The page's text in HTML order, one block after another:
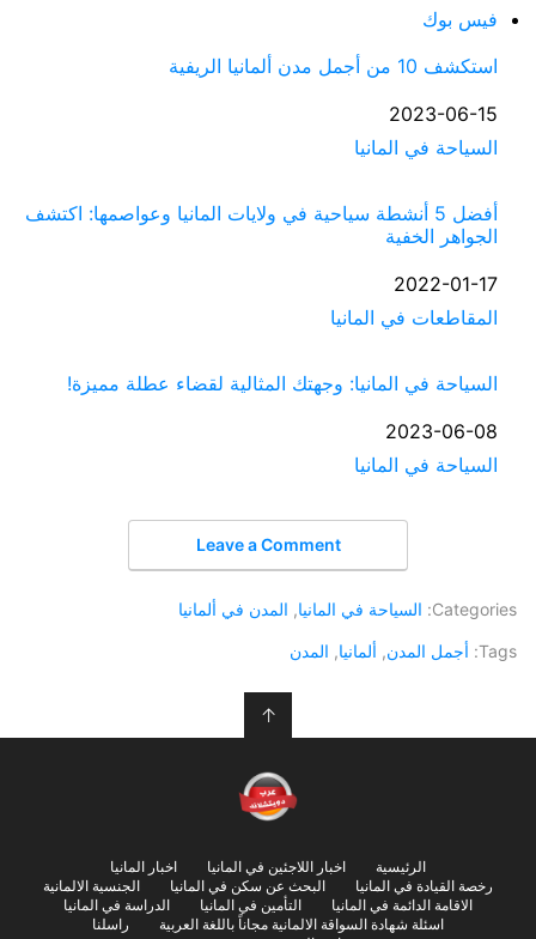
فيس بوك
استكشف 10 من أجمل مدن ألمانيا الريفية
التاريخ
2023-06-15
في ما يتعلق بما يأتي
السياحة في المانيا
أفضل 5 أنشطة سياحية في ولايات المانيا وعواصمها: اكتشف
الجواهر الخفية
التاريخ
2022-01-17
في ما يتعلق بما يأتي
المقاطعات في المانيا
السياحة في المانيا: وجهتك المثالية لقضاء عطلة مميزة!
التاريخ
2023-06-08
في ما يتعلق بما يأتي
السياحة في المانيا
Leave a Comment
Categories: السياحة في المانيا, المدن في ألمانيا
Tags: أجمل المدن, ألمانيا, المدن
↑
الرئيسية اخبار اللاجئين في المانيا
اخبار المانيا
رخصة القيادة في المانيا
البحث عن سكن في المانيا
الجنسية الالمانية
الاقامة الدائمة في المانيا
التأمين في المانيا
الدراسة في المانيا
اسئلة شهادة السواقة الالمانية مجاناً باللغة العربية
راسلنا